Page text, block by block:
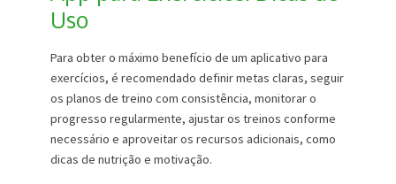
Uso
Para obter o máximo benefício de um aplicativo para
exercícios, é recomendado definir metas claras, seguir
os planos de treino com consistência, monitorar o
progresso regularmente, ajustar os treinos conforme
necessário e aproveitar os recursos adicionais, como
dicas de nutrição e motivação.